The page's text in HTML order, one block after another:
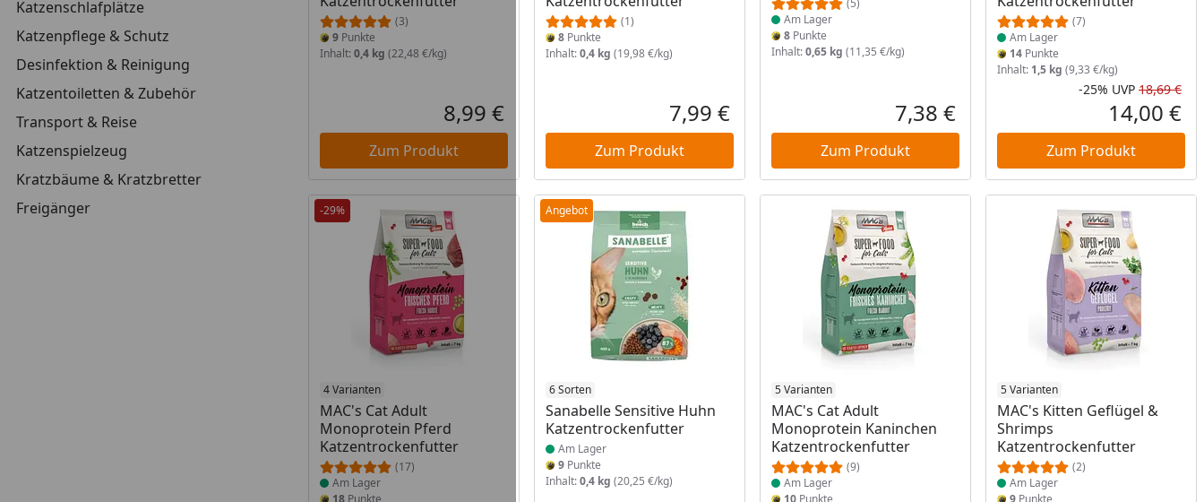
Katzenschlafplätze
Katzenpflege & Schutz
Desinfektion & Reinigung
Katzentoiletten & Zubehör
Transport & Reise
Katzenspielzeug
Kratzbäume & Kratzbretter
Freigänger
(3)
9 Punkte
Inhalt: 0,4 kg (22,48 €/kg)
Aktueller Preis
8,99 €
Zum Produkt
(1)
8 Punkte
Inhalt:0,4 kg (19,98 €/kg)
Aktueller Preis
7,99 €
Zum Produkt
(5)
Am Lager
8 Punkte
Inhalt:0,65 kg (11,35 €/kg)
Aktueller Preis
7,38 €
Zum Produkt
(7)
Am Lager
14 Punkte
Inhalt: 1,5 kg (9,33 €/kg)
-25% UVP 18,69 €
14,00 €
Zum Produkt
-29%
4 Varianten
MAC's Cat Adult
Monoprotein Pferd
Katzentrockenfutter
(17)
Produkt am Lager
Am Lager
18 Punkte
Angebot
6 Sorten
Sanabelle Sensitive Huhn
Katzentrockenfutter
Produkt am Lager
Am Lager
9 Punkte
Inhalt:0,4 kg (20,25 €/kg)
5 Varianten
MAC's Cat Adult
Monoprotein Kaninchen
Katzentrockenfutter
(9)
Produkt am Lager
Am Lager
10 Punkte
5 Varianten
MAC's Kitten Geflügel &
Shrimps
Katzentrockenfutter
(2)
Produkt am Lager
Am Lager
9 Punkte